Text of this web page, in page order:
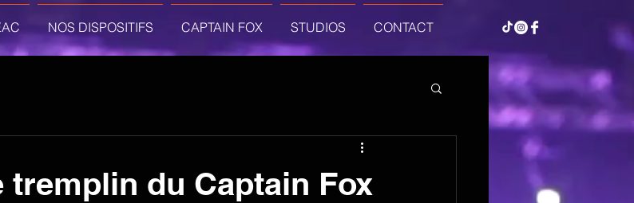
NOS DISPOSITIFS CAPTAIN FOX STUDIOS CONTACT
tremplin du Captain Fox